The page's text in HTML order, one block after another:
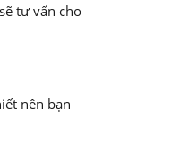
tư vấn cho
nên bạn